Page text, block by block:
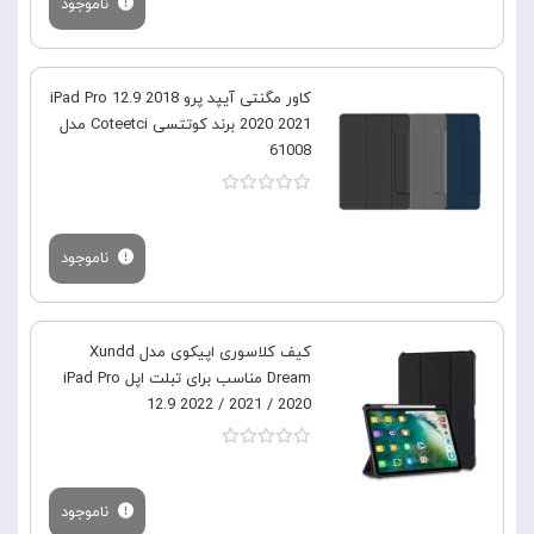
ناموجود
کاور مگنتی آیپد پرو iPad Pro 12.9 2018
2020 2021 برند کوتتسی Coteetci مدل
61008
ناموجود
کیف کلاسوری اپیکوی مدل Xundd
Dream مناسب برای تبلت اپل iPad Pro
12.9 2022 / 2021 / 2020
ناموجود